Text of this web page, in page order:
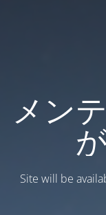
メン
Site will be